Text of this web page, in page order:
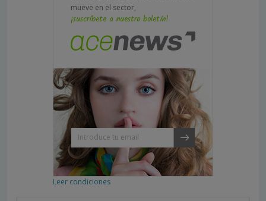
mueve en el sector,
¡suscríbete a nuestro boletín!
Leer condiciones